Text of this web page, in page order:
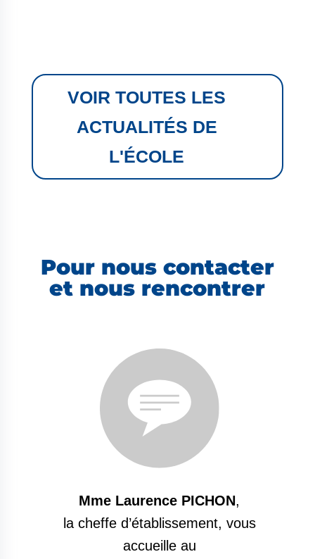
VOIR TOUTES LES
ACTUALITÉS DE
L'ÉCOLE
Pour nous contacter
et nous rencontrer
Mme Laurence PICHON,
la cheffe d’établissement, vous
accueille au